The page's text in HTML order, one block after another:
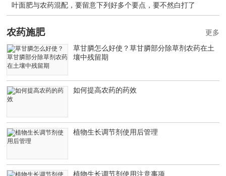
叶面肥与农药混配，要留意下列好多个要点，要不然白打了
农药施肥
草甘膦怎么好使？草甘膦部分除草剂农药在土
壤中残留期
如何提高农药的药效
植物生长调节剂使用后管理
植物生长调节剂使用注意事项
更多